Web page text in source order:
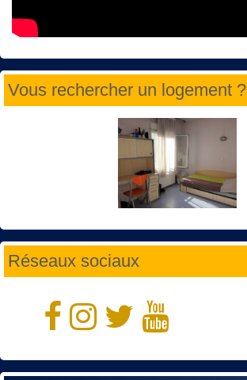
Vous rechercher un logement ?
Réseaux sociaux